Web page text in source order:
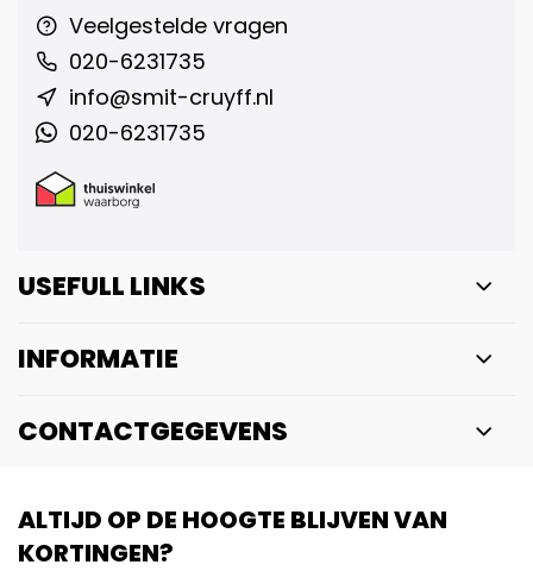
Veelgestelde vragen
020-6231735
info@smit-cruyff.nl
020-6231735
USEFULL LINKS
INFORMATIE
CONTACTGEGEVENS
ALTIJD OP DE HOOGTE BLIJVEN VAN
KORTINGEN?